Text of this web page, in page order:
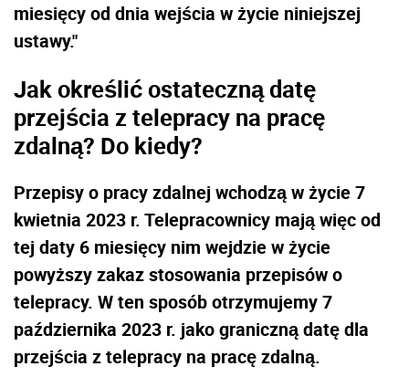
miesięcy od dnia wejścia w życie niniejszej
ustawy."
Jak określić ostateczną datę
przejścia z telepracy na pracę
zdalną? Do kiedy?
Przepisy o pracy zdalnej wchodzą w życie 7
kwietnia 2023 r. Telepracownicy mają więc od
tej daty 6 miesięcy nim wejdzie w życie
powyższy zakaz stosowania przepisów o
telepracy. W ten sposób otrzymujemy 7
października 2023 r. jako graniczną datę dla
przejścia z telepracy na pracę zdalną.